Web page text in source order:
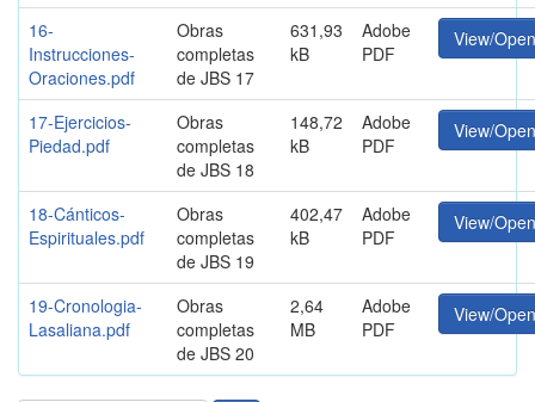
16-
Instrucciones-
Oraciones.pdf
Obras
completas
de JBS 17
631,93
kB
Adobe
PDF
View/Open
17-Ejercicios-
Piedad.pdf
Obras
completas
de JBS 18
148,72
kB
Adobe
PDF
View/Open
18-Cánticos-
Espirituales.pdf
Obras
completas
de JBS 19
402,47
kB
Adobe
PDF
View/Open
19-Cronologia-
Lasaliana.pdf
Obras
completas
de JBS 20
2,64
MB
Adobe
PDF
View/Open